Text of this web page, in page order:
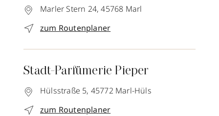
Marler Stern 24, 45768 Marl
zum Routenplaner
Stadt-Parfümerie Pieper
Hülsstraße 5, 45772 Marl-Hüls
zum Routenplaner